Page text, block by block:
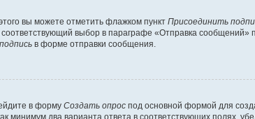
вы можете отметить флажком пункт Присоединить
выбор в параграфе «Отправка сообщений»
в форме отправки сообщения.
в форму Создать опрос под основной формой для
два варианта ответа в соответствующих полях,